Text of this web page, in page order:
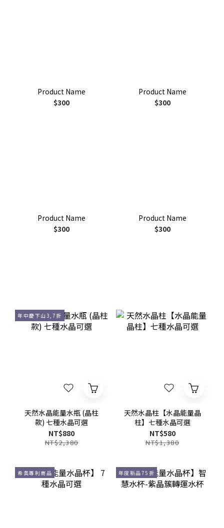
Product Name
$300
Product Name
$300
Product Name
$300
Product Name
$300
年中慶下山3,7折
天然水晶能量水瓶 (晶柱
款) 七種水晶可選
NT$880
NT$2,380
天然水晶柱【水晶能量晶
柱】七種水晶可選
NT$580
NT$1,380
希奧專利商品 年度新品75折